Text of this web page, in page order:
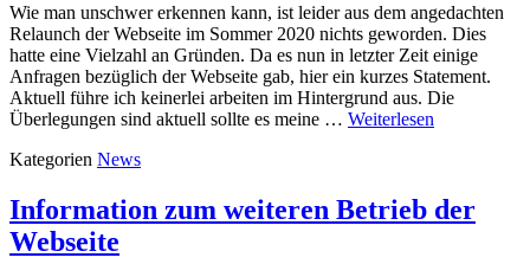
Wie man unschwer erkennen kann, ist leider aus dem angedachten
Relaunch der Webseite im Sommer 2020 nichts geworden. Dies
hatte eine Vielzahl an Gründen. Da es nun in letzter Zeit einige
Anfragen bezüglich der Webseite gab, hier ein kurzes Statement.
Aktuell führe ich keinerlei arbeiten im Hintergrund aus. Die
Überlegungen sind aktuell sollte es meine … Weiterlesen
Kategorien News
Information zum weiteren Betrieb der
Webseite